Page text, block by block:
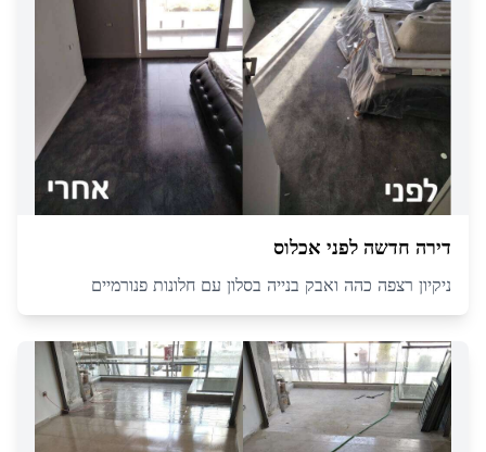
דירה חדשה לפני אכלוס
ניקיון רצפה כהה ואבק בנייה בסלון עם חלונות פנורמיים